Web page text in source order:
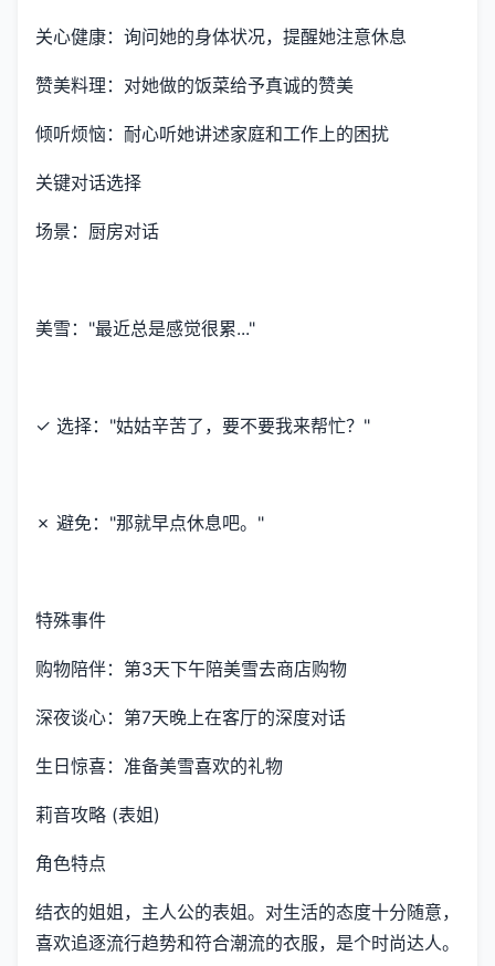
关心健康：询问她的身体状况，提醒她注意休息
赞美料理：对她做的饭菜给予真诚的赞美
倾听烦恼：耐心听她讲述家庭和工作上的困扰
关键对话选择
场景：厨房对话
美雪："最近总是感觉很累..."
✓ 选择："姑姑辛苦了，要不要我来帮忙？"
✗ 避免："那就早点休息吧。"
特殊事件
购物陪伴：第3天下午陪美雪去商店购物
深夜谈心：第7天晚上在客厅的深度对话
生日惊喜：准备美雪喜欢的礼物
莉音攻略 (表姐)
角色特点
结衣的姐姐，主人公的表姐。对生活的态度十分随意，
喜欢追逐流行趋势和符合潮流的衣服，是个时尚达人。